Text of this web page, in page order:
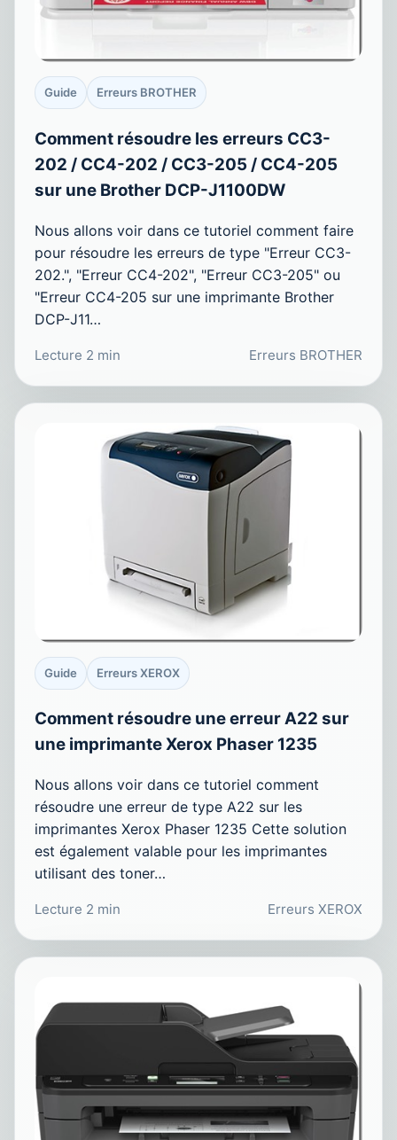
Guide Erreurs BROTHER
Comment résoudre les erreurs CC3-
202 / CC4-202 / CC3-205 / CC4-205
sur une Brother DCP-J1100DW
Nous allons voir dans ce tutoriel comment faire
pour résoudre les erreurs de type "Erreur CC3-
202.", "Erreur CC4-202", "Erreur CC3-205" ou
"Erreur CC4-205 sur une imprimante Brother
DCP-J11…
Lecture 2 min Erreurs BROTHER
Guide Erreurs XEROX
Comment résoudre une erreur A22 sur
une imprimante Xerox Phaser 1235
Nous allons voir dans ce tutoriel comment
résoudre une erreur de type A22 sur les
imprimantes Xerox Phaser 1235 Cette solution
est également valable pour les imprimantes
utilisant des toner…
Lecture 2 min Erreurs XEROX